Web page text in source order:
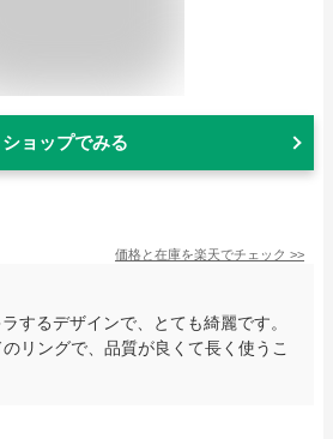
ショップでみる
価格と在庫を楽天でチェック >>
するデザインで、とても綺麗です。
リングで、品質が良くて長く使うこ